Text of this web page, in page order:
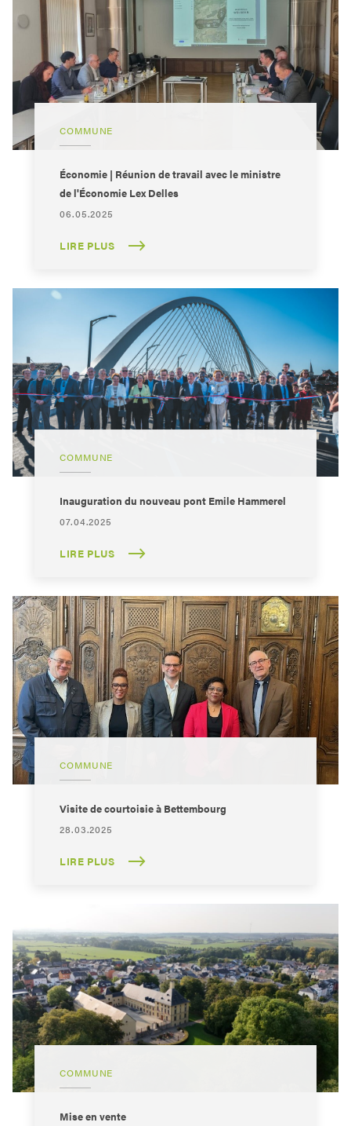
COMMUNE
Économie | Réunion de travail avec le ministre
de l'Économie Lex Delles
06.05.2025
LIRE PLUS
COMMUNE
Inauguration du nouveau pont Emile Hammerel
07.04.2025
LIRE PLUS
COMMUNE
Visite de courtoisie à Bettembourg
28.03.2025
LIRE PLUS
COMMUNE
Mise en vente